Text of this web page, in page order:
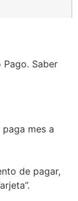
Pago. Saber
mes a
de pagar,